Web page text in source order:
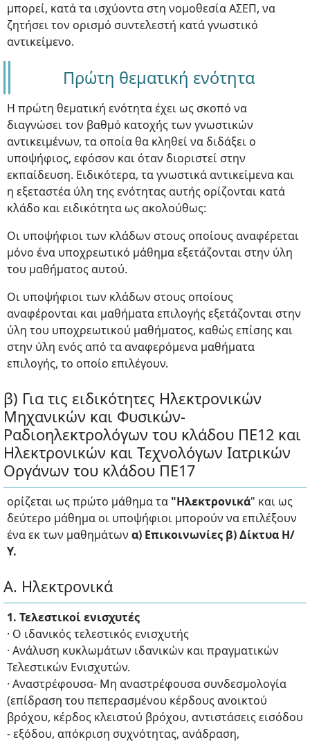
μπορεί, κατά τα ισχύοντα στη νομοθεσία ΑΣΕΠ, να
ζητήσει τον ορισμό συντελεστή κατά γνωστικό
αντικείμενο.
Πρώτη θεματική ενότητα
Η πρώτη θεματική ενότητα έχει ως σκοπό να
διαγνώσει τον βαθμό κατοχής των γνωστικών
αντικειμένων, τα οποία θα κληθεί να διδάξει ο
υποψήφιος, εφόσον και όταν διοριστεί στην
εκπαίδευση. Ειδικότερα, τα γνωστικά αντικείμενα και
η εξεταστέα ύλη της ενότητας αυτής ορίζονται κατά
κλάδο και ειδικότητα ως ακολούθως:
Οι υποψήφιοι των κλάδων στους οποίους αναφέρεται
μόνο ένα υποχρεωτικό μάθημα εξετάζονται στην ύλη
του μαθήματος αυτού.
Οι υποψήφιοι των κλάδων στους οποίους
αναφέρονται και μαθήματα επιλογής εξετάζονται στην
ύλη του υποχρεωτικού μαθήματος, καθώς επίσης και
στην ύλη ενός από τα αναφερόμενα μαθήματα
επιλογής, το οποίο επιλέγουν.
β) Για τις ειδικότητες Ηλεκτρονικών
Μηχανικών και Φυσικών-
Ραδιοηλεκτρολόγων του κλάδου ΠΕ12 και
Ηλεκτρονικών και Τεχνολόγων Ιατρικών
Οργάνων του κλάδου ΠΕ17
ορίζεται ως πρώτο μάθημα τα "Ηλεκτρονικά" και ως
δεύτερο μάθημα οι υποψήφιοι μπορούν να επιλέξουν
ένα εκ των μαθημάτων α) Επικοινωνίες β) Δίκτυα Η/
Υ.
Α. Ηλεκτρονικά
1. Τελεστικοί ενισχυτές
· Ο ιδανικός τελεστικός ενισχυτής
· Ανάλυση κυκλωμάτων ιδανικών και πραγματικών
Τελεστικών Ενισχυτών.
· Αναστρέφουσα- Μη αναστρέφουσα συνδεσμολογία
(επίδραση του πεπερασμένου κέρδους ανοικτού
βρόχου, κέρδος κλειστού βρόχου, αντιστάσεις εισόδου
- εξόδου, απόκριση συχνότητας, ανάδραση,